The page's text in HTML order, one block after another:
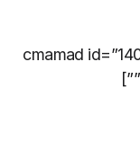
[cmamad